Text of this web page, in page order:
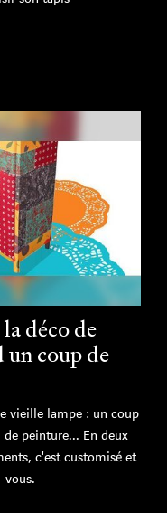
déco de
un coup de
vieille lampe : un coup
peinture... En deux
c'est customisé et
vous.